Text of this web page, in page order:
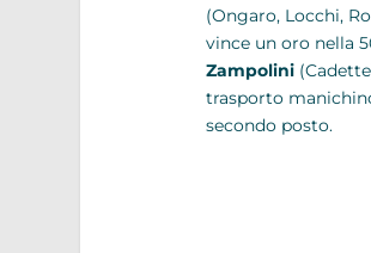
(Ongaro, Locchi,
vince un oro nella
Zampolini
trasporto
secondo posto.